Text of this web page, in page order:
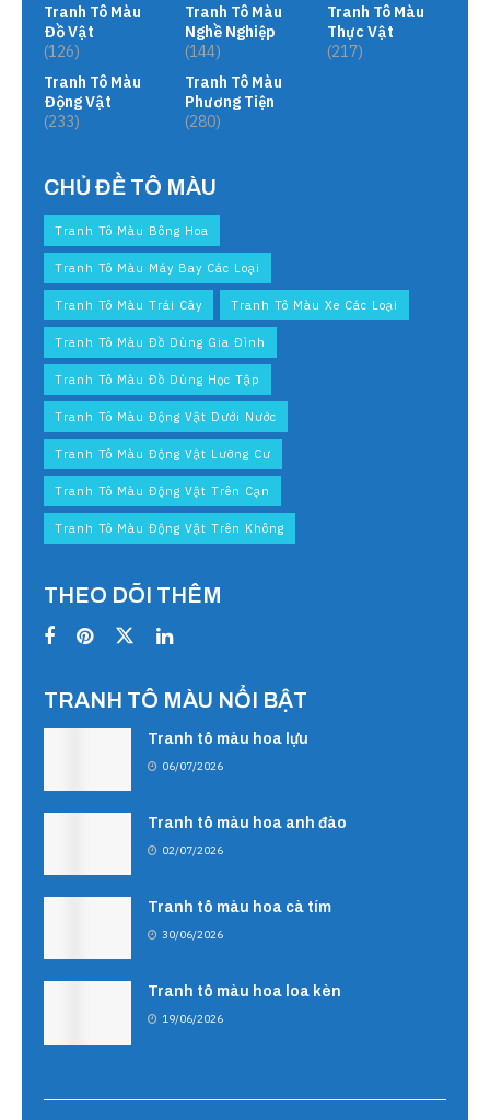
Tranh Tô Màu
Đồ Vật
(126)
Tranh Tô Màu
Động Vật
(233)
Tranh Tô Màu
Nghề Nghiệp
(144)
Tranh Tô Màu
Phương Tiện
(280)
Tranh Tô Màu
Thực Vật
(217)
CHỦ ĐỀ TÔ MÀU
Tranh Tô Màu Bông Hoa
Tranh Tô Màu Máy Bay Các Loại
Tranh Tô Màu Trái Cây Tranh Tô Màu Xe Các Loại
Tranh Tô Màu Đồ Dùng Gia Đình
Tranh Tô Màu Đồ Dùng Học Tập
Tranh Tô Màu Động Vật Dưới Nước
Tranh Tô Màu Động Vật Lưỡng Cư
Tranh Tô Màu Động Vật Trên Cạn
Tranh Tô Màu Động Vật Trên Không
THEO DÕI THÊM
TRANH TÔ MÀU NỔI BẬT
Tranh tô màu hoa lựu
06/07/2026
Tranh tô màu hoa anh đào
02/07/2026
Tranh tô màu hoa cà tím
30/06/2026
Tranh tô màu hoa loa kèn
19/06/2026